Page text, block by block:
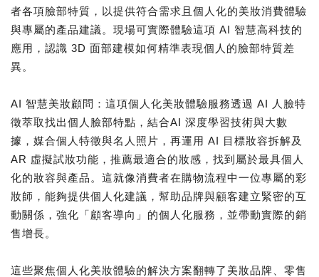
者各項臉部特質，以提供符合需求且個人化的美妝消費體驗
與專屬的產品建議。現場可實際體驗這項 AI 智慧高科技的
應用，認識 3D 面部建模如何精準表現個人的臉部特質差
異。
AI 智慧美妝顧問：這項個人化美妝體驗服務透過 AI 人臉特
徵萃取找出個人臉部特點，結合AI 深度學習技術與大數
據，媒合個人特徵與名人照片，再運用 AI 目標妝容拆解及
AR 虛擬試妝功能，推薦最適合的妝感，找到屬於最具個人
化的妝容與產品。這就像消費者在購物流程中一位專屬的彩
妝師，能夠提供個人化建議，幫助品牌與顧客建立緊密的互
動關係，強化「顧客導向」的個人化服務，並帶動實際的銷
售增長。
這些聚焦個人化美妝體驗的解決方案翻轉了美妝品牌、零售